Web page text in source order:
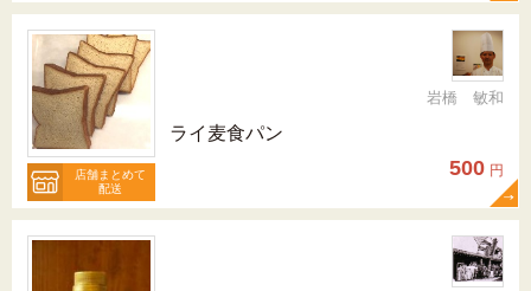
店舗まとめて
配送
岩橋 敏和
ライ麦食パン
500 円